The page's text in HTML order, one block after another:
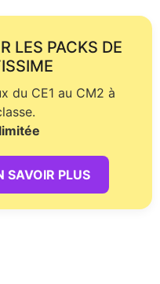
LES PACKS DE
du CE1 au CM2 à
SAVOIR PLUS